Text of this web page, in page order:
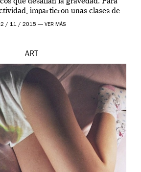
impartieron unas clases de
en el Tate […]
/ 11 / 2015 — VER MÁS
ART